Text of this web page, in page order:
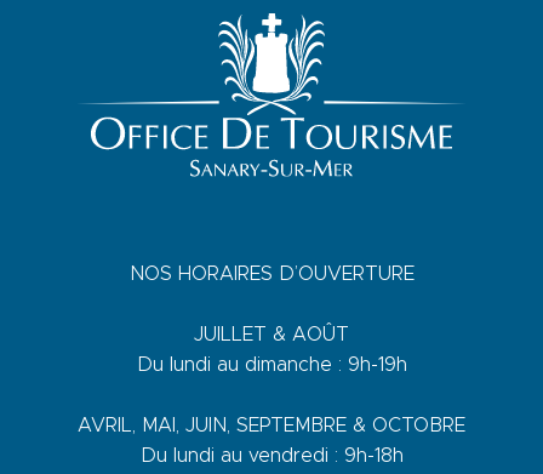
NOS HORAIRES D’OUVERTURE
JUILLET & AOÛT
Du lundi au dimanche : 9h-19h
AVRIL, MAI, JUIN, SEPTEMBRE & OCTOBRE
Du lundi au vendredi : 9h-18h